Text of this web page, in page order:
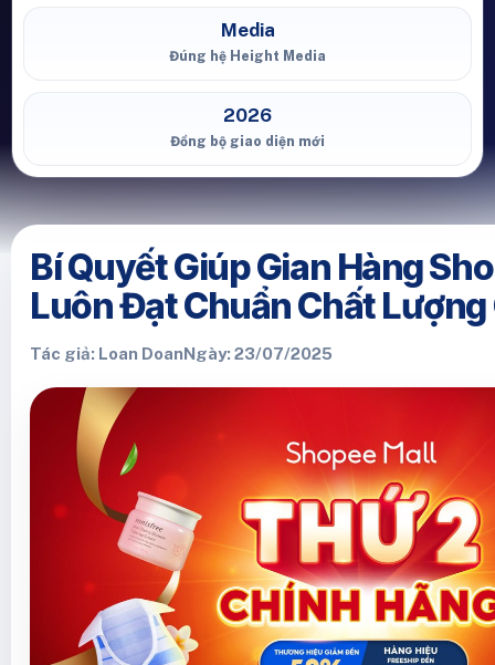
Media
Đúng hệ Height Media
2026
Đồng bộ giao diện mới
Bí Quyết Giúp Gian Hàng
Luôn Đạt Chuẩn Chất Lượng
Tác giả: Loan DoanNgày: 23/07/2025